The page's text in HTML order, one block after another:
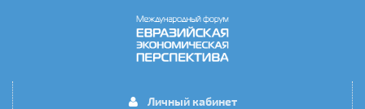
Личный кабинет